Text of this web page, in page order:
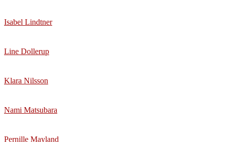
Isabel Lindtner
Line Dollerup
Klara Nilsson
Nami Matsubara
Pernille Mayland